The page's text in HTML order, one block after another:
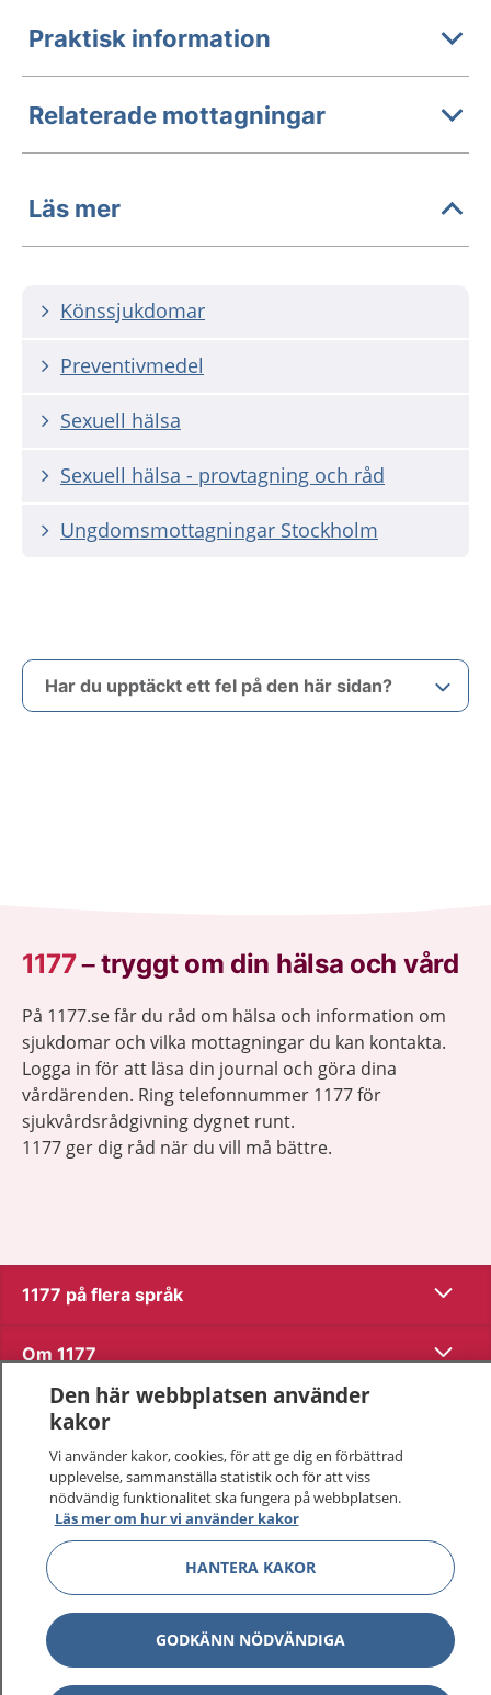
Praktisk information
Relaterade mottagningar
Läs mer
Könssjukdomar
Preventivmedel
Sexuell hälsa
Sexuell hälsa - provtagning och råd
Ungdomsmottagningar Stockholm
Har du upptäckt ett fel på den här sidan?
1177–tryggt om din hälsa och vård
På 1177.se får du råd om hälsa och information om
sjukdomar och vilka mottagningar du kan kontakta.
Logga in för att läsa din journal och göra dina
vårdärenden. Ring telefonnummer 1177 för
sjukvårdsrådgivning dygnet runt.
1177 ger dig råd när du vill må bättre.
1177 på flera språk Visa
Om 1177 Visa
Kontakt
Behandling av personuppgifter
Hantering av kakor
Inställningar för kakor
1177 – en tjänst frånInera.
Den här webbplatsen använder
kakor
Vi använder kakor, cookies, för att ge dig en förbättrad
upplevelse, sammanställa statistik och för att viss
nödvändig funktionalitet ska fungera på webbplatsen.
Läs mer om hur vi använder kakor
HANTERA KAKOR
GODKÄNN NÖDVÄNDIGA